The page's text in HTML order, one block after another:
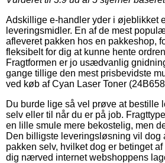
Adskillige e-handler yder i øjeblikket
leveringsmidler. En af de mest
afleveret pakken hos en pakkeshop,
fleksibelt for dig at kunne hente
Fragtformen er jo usædvanlig
gange tillige den mest prisbevidste
ved køb af Cyan Laser Toner
Du burde lige så vel prøve at bestille
selv eller til når du er på job.
en lille smule mere bekostelig, men
Den billigste leveringsløsning vil dog
pakken selv, hvilket dog er betinget
dig nærved internet webshoppens